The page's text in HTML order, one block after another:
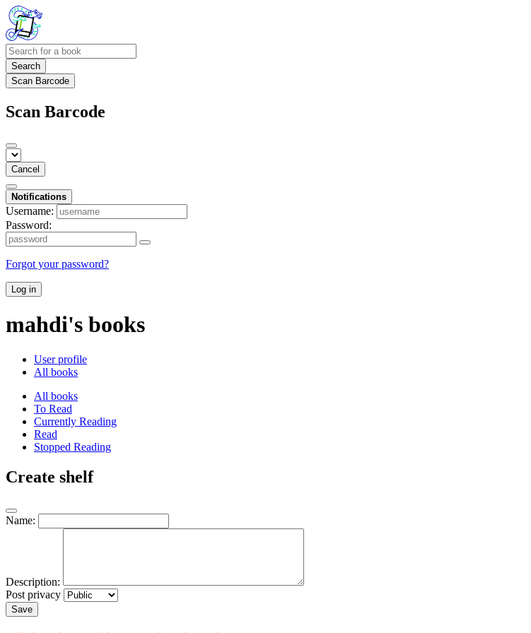
Search
Scan Barcode
Scan Barcode
Cancel
Notifications
Username:
Password:
Forgot your password?
Log in
mahdi's books
User profile
All books
All books
To Read
Currently Reading
Read
Stopped Reading
Create shelf
Name:
Description:
Post privacy
Save